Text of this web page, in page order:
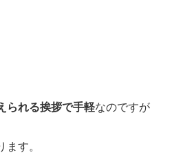
られる挨拶で手軽なのですが
ます。